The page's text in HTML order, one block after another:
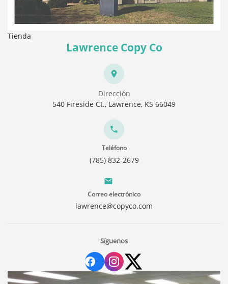
Tienda
Lawrence Copy Co
Dirección
540 Fireside Ct., Lawrence, KS 66049
Teléfono
(785) 832-2679
Correo electrónico
lawrence@copyco.com
Síguenos